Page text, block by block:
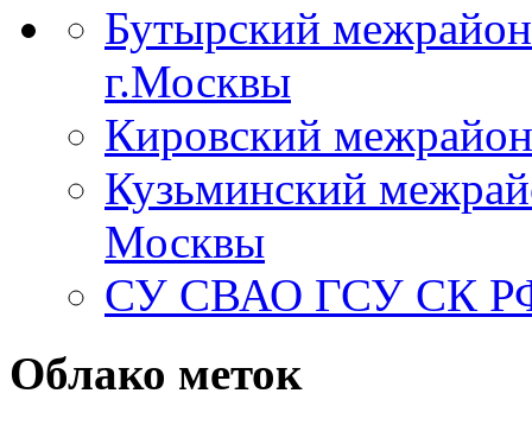
Бутырский
г.Москвы
Кировский
Кузьминский
Москвы
СУ СВАО ГСУ СК
Облако меток